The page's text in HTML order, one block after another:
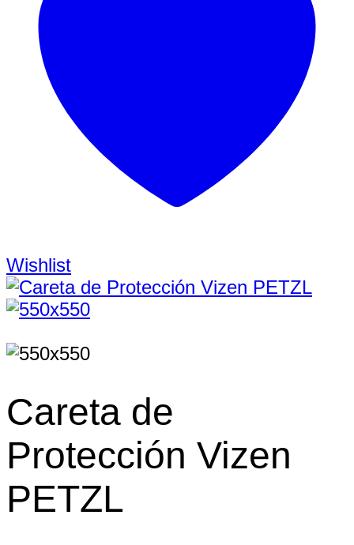
Wishlist
Careta de
Protección Vizen
PETZL